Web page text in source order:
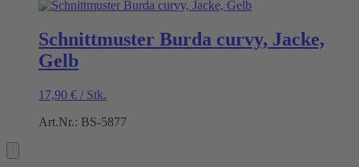
Schnittmuster Burda curvy, Jacke,
Gelb
17,90 € / Stk.
Art.Nr.: BS-5877